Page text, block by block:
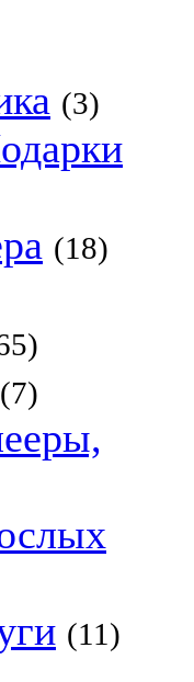
(3)
(18)
(7)
(11)